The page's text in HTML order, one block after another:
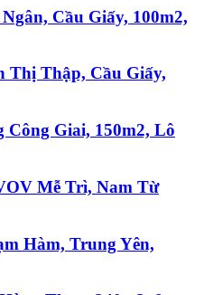
Cầu Giấy, 100m2,
Thị Thập, Cầu Giấy,
Giai, 150m2, Lô
Mễ Trì, Nam Từ
Hàm, Trung Yên,